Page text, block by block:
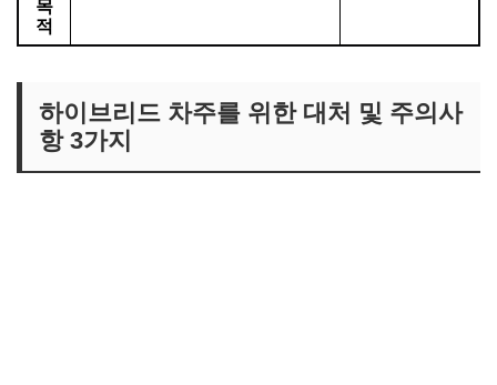
목
적
하이브리드 차주를 위한 대처 및 주의사
항 3가지